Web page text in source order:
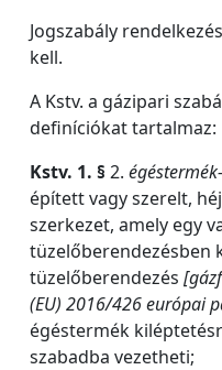
Jogszabály
kell.
A Kstv. a gázipari
definíciókat tartalmaz:
Kstv. 1. § 2.
épített vagy szerelt,
szerkezet, amely egy
tüzelőberendezésben
tüzelőberendezés
(EU) 2016/426 európai
égéstermék
szabadba vezetheti;